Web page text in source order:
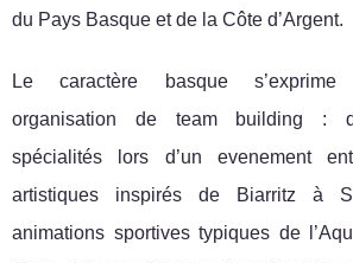
du Pays Basque et de la Côte d’Argent.
Le caractère basque
organisation de team building :
spécialités lors d’un evenement
artistiques inspirés de Biarritz à
animations sportives typiques de